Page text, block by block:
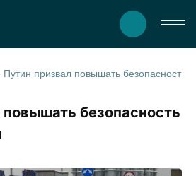
безопасность